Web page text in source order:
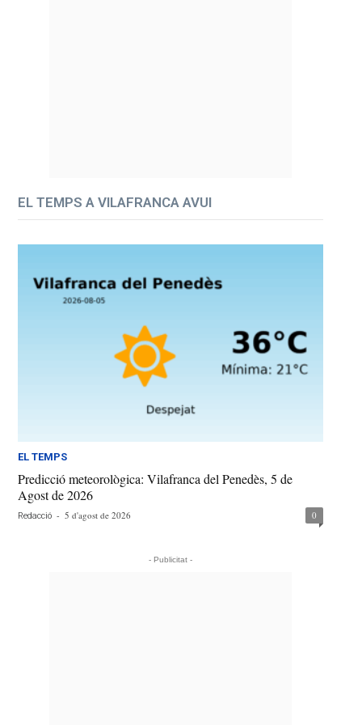
EL TEMPS A VILAFRANCA AVUI
EL TEMPS
Predicció meteorològica: Vilafranca del Penedès, 5 de
Agost de 2026
Redacció - 5 d'agost de 2026 0
- Publicitat -